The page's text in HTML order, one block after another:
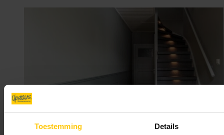
Toestemming Details